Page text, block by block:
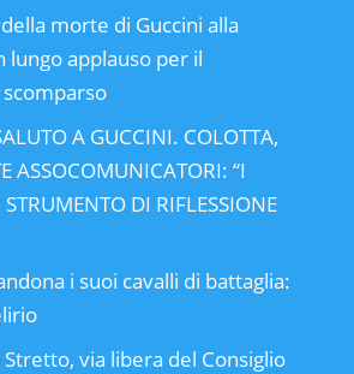
della morte di Guccini alla
lungo applauso per il
A GUCCINI. COLOTTA,
ASSOCOMUNICATORI: “I
STRUMENTO DI RIFLESSIONE
i suoi cavalli di battaglia:
via libera del Consiglio